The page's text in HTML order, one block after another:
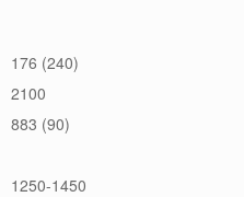
176 (240)
2100
883 (90)
1250-1450